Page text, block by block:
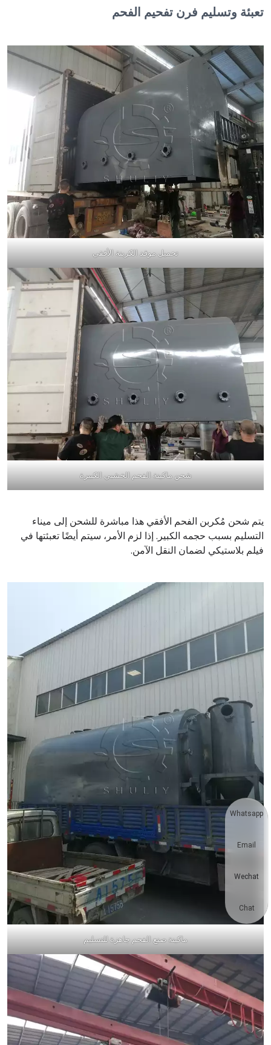
تعبئة وتسليم فرن تفحيم الفحم
تحميل موقد الكربنة الأفقي
شحن ماكينة الفحم الخشبي الكبيرة
يتم شحن مُكربن الفحم الأفقي هذا مباشرة للشحن إلى ميناء
التسليم بسبب حجمه الكبير. إذا لزم الأمر، سيتم أيضًا تعبئتها في
فيلم بلاستيكي لضمان النقل الآمن.
ماكينة صنع الفحم جاهزة للتسليم
Whatsapp
Email
Wechat
Chat